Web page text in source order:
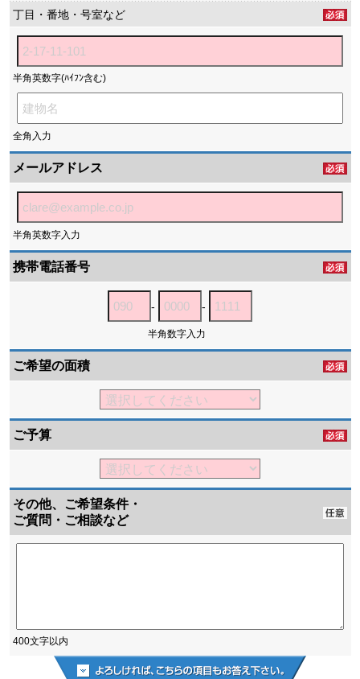
丁目・番地・号室など
半角英数字(ﾊｲﾌﾝ含む)
全角入力
メールアドレス
半角英数字入力
携帯電話番号
- -
半角数字入力
ご希望の面積
ご予算
その他、ご希望条件・
ご質問・ご相談など
400文字以内